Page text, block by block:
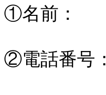
①名前：
②電話番号：